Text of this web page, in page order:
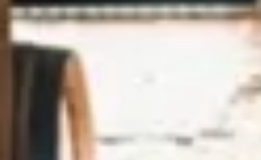
Château de Meursault
Château de Pommard
Château de Saint Aubin
Cité des vins Beaune
Domaine Besancenot
Domaine Borgnat